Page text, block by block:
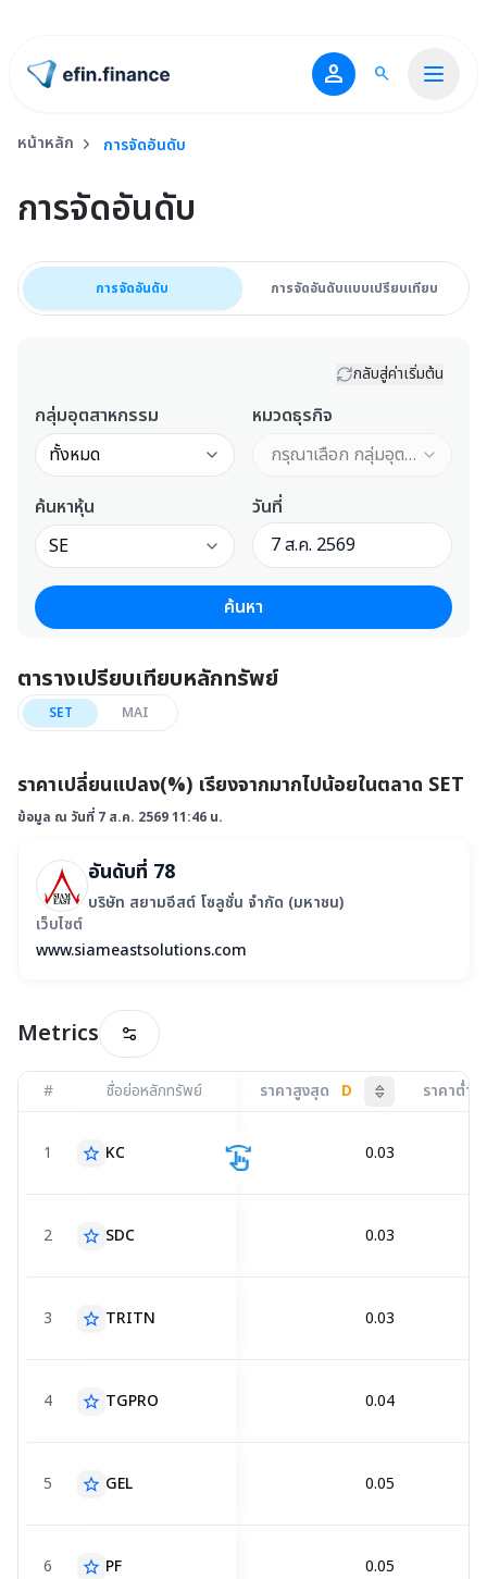
ไปหน้าแรก person search
หน้าหลัก การจัดอันดับ
การจัดอันดับ
การจัดอันดับ
การจัดอันดับ การจัดอันดับแบบเปรียบเทียบ
กลับสู่ค่าเริ่มต้น
กลุ่มอุตสาหกรรม
ทั้งหมด
หมวดธุรกิจ
กรุณาเลือก กลุ่มอุตสาหกรรม
ค้นหาหุ้น
SE
วันที่
7 ส.ค. 2569
ค้นหา
กลับสู่ค่าเริ่มต้น
กลุ่มอุตสาหกรรม
หมวดธุรกิจ
ค้นหาหุ้น
SE
วันที่
7 ส.ค. 2569
ตารางเปรียบเทียบหลักทรัพย์
SET MAI
ราคาเปลี่ยนแปลง(%) เรียงจากมากไปน้อยในตลาด SET
ข้อมูล ณ วันที่ 7 ส.ค. 2569 11:46 น.
อันดับที่ 78
บริษัท สยามอีสต์ โซลูชั่น จำกัด (มหาชน)
เว็บไซต์
www.siameastsolutions.com
Metrics
# ชื่อย่อหลักทรัพย์ ราคาสูงสุด D not sorted
ราคาต่ำ
1 star_border KC 0.03
2 star_border SDC 0.03
3 star_border TRITN 0.03
4 star_border TGPRO 0.04
5 star_border GEL 0.05
6 star_border PF 0.05
swipe